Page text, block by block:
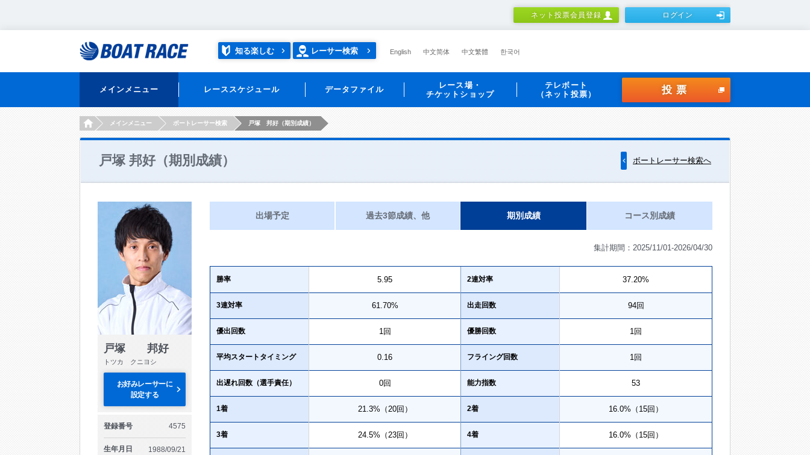
ネット投票会員登録 ログイン
知る楽しむ レーサー検索 English 中文简体 中文繁體 한국어
メインメニュー レーススケジュール データファイル
レース場・
チケットショップ
テレボート
（ネット投票）
投票
HOMEメインメニュー ボートレーサー検索 戸塚 邦好（期別成績）
戸塚 邦好（期別成績） ボートレーサー検索へ
戸塚 邦好
トツカ クニヨシ
お好みレーサーに
設定する
登録番号 4575
生年月日 1988/09/21
出場予定 過去3節成績、他 期別成績 コース別成績
集計期間：2025/11/01-2026/04/30
勝率 5.95 2連対率 37.20%
3連対率 61.70% 出走回数 94回
優出回数 1回 優勝回数 1回
平均スタートタイミング 0.16 フライング回数 1回
出遅れ回数（選手責任） 0回 能力指数 53
1着 21.3%（20回） 2着 16.0%（15回）
3着 24.5%（23回） 4着 16.0%（15回）